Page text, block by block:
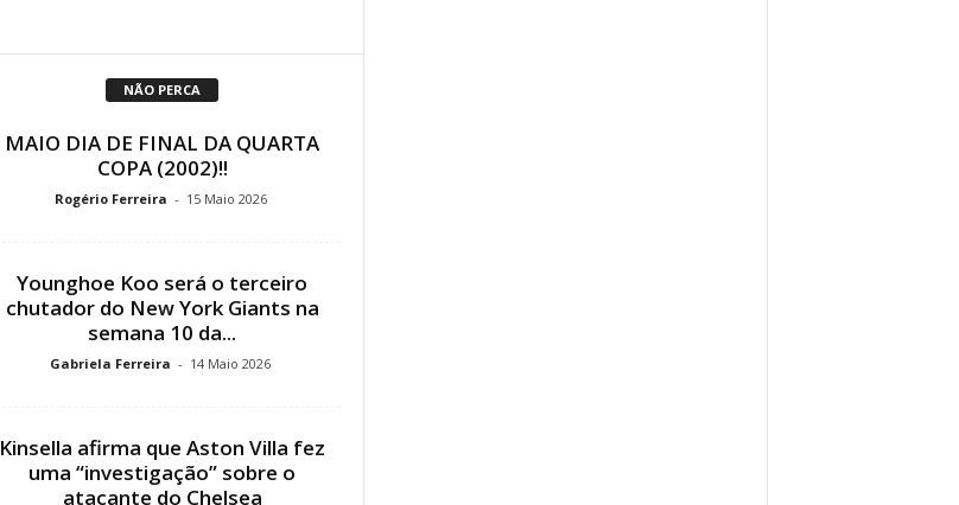
NÃO PERCA
MAIO DIA DE FINAL DA QUARTA
COPA (2002)!!
Rogério Ferreira - 15 Maio 2026
Younghoe Koo será o terceiro
chutador do New York Giants na
semana 10 da...
Gabriela Ferreira - 14 Maio 2026
Kinsella afirma que Aston Villa fez
uma “investigação” sobre o
atacante do Chelsea